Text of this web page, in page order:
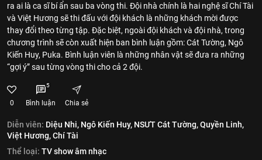
ra ai là ca sĩ bí ẩn sau ba vòng thi. Đội nhà chính là hai nghệ sĩ Chí Tài
và Việt Hương sẽ thi đấu với đội khách là những khách mời được
thay đổi theo từng tập. Đặc biệt, ngoài đội khách và đội nhà, trong
chương trình sẽ còn xuất hiện ban bình luận gồm: Cát Tường, Ngô
Kiến Huy, Puka. Bình luận viên là những nhân vật sẽ đưa ra những
“gợi ý” sau từng vòng thi cho cả 2 đội.
0
5
Bình luận Chia sẻ
Diễn viên: Diệu Nhi, Ngô Kiến Huy, NSƯT Cát Tường,Quyền Linh,
Việt Hương,Chí Tài
Thể loại: TV show âm nhạc